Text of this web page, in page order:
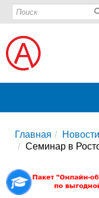
Главная
Новости
Семинар в